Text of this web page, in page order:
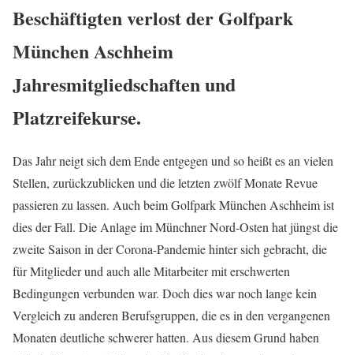
Beschäftigten verlost der Golfpark
München Aschheim
Jahresmitgliedschaften und
Platzreifekurse.
Das Jahr neigt sich dem Ende entgegen und so heißt es an vielen
Stellen, zurückzublicken und die letzten zwölf Monate Revue
passieren zu lassen. Auch beim Golfpark München Aschheim ist
dies der Fall. Die Anlage im Münchner Nord-Osten hat jüngst die
zweite Saison in der Corona-Pandemie hinter sich gebracht, die
für Mitglieder und auch alle Mitarbeiter mit erschwerten
Bedingungen verbunden war. Doch dies war noch lange kein
Vergleich zu anderen Berufsgruppen, die es in den vergangenen
Monaten deutliche schwerer hatten. Aus diesem Grund haben